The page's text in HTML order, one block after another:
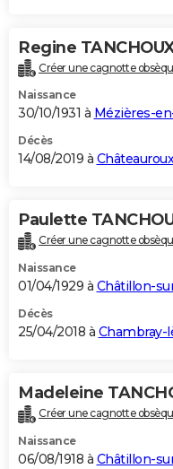
Regine
Créer une cagnotte
Naissance
30/10/1931 à Mézières-
Décès
14/08/2019 à Châteauroux
Paulette
Créer une cagnotte
Naissance
01/04/1929 à Châtillon-
Décès
25/04/2018 à Chambray-
Madeleine
Créer une cagnotte
Naissance
06/08/1918 à Châtillon-